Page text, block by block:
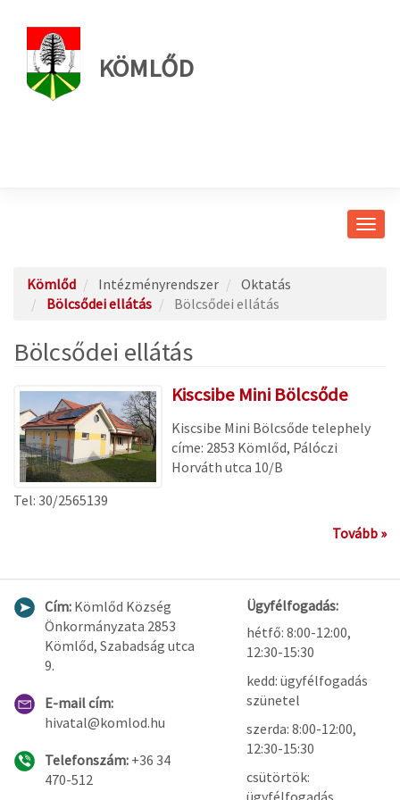
KÖMLŐD
Kömlőd Intézményrendszer
Oktatás
Bölcsődei ellátás
Bölcsődei ellátás
Bölcsődei ellátás
Kiscsibe Mini Bölcsőde
Kiscsibe Mini Bölcsőde telephely
címe: 2853 Kömlőd, Pálóczi
Horváth utca 10/B
Tel: 30/2565139
Tovább »
Cím: Kömlőd Község
Önkormányzata 2853
Kömlőd, Szabadság utca
9.
E-mail cím:
hivatal@komlod.hu
Telefonszám: +36 34
470-512
Ügyfélfogadás:
hétfő: 8:00-12:00,
12:30-15:30
kedd: ügyfélfogadás
szünetel
szerda: 8:00-12:00,
12:30-15:30
csütörtök:
ügyfélfogadás